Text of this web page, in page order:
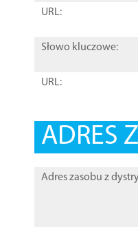
URL:
Słowo kluczowe:
URL:
ADRES
Adres zasobu z